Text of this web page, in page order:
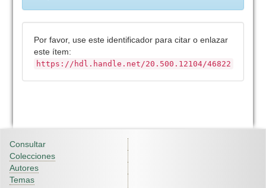
Por favor, use este identificador para citar o enlazar
este ítem:
https://hdl.handle.net/20.500.12104/46822
Consultar
Colecciones
Autores
Temas